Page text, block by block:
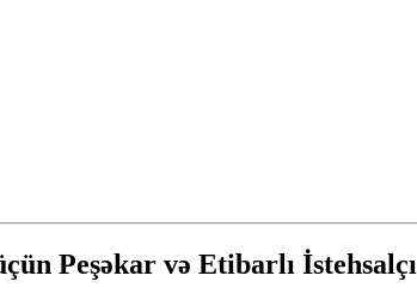
Peşəkar və Etibarlı İstehsalçı